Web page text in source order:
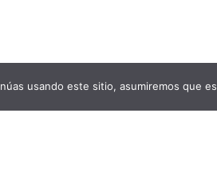
usando este sitio, asumiremos que